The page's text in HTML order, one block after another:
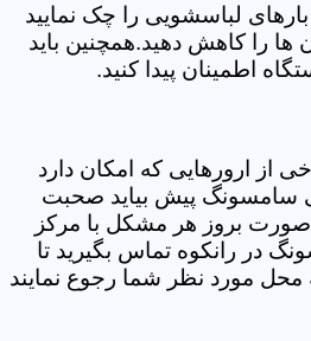
لباسشویی را چک نمایید
ها را کاهش دهید.همچنین باید
اطمینان پیدا کنید.
از ارورهایی که امکان دارد
سامسونگ پیش بیاید صحبت
بروز هر مشکل با مرکز
در رانکوه تماس بگیرید تا
مورد نظر شما رجوع نمایند